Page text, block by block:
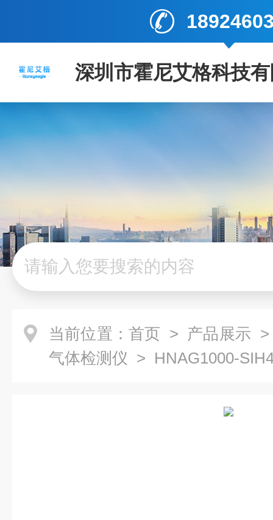
深圳市霍尼艾格科技
当前位置： 首页 > 产品展示
气体检测仪 > HNAG1000-